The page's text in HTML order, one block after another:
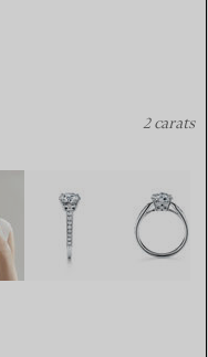
taille brillant
2 carats